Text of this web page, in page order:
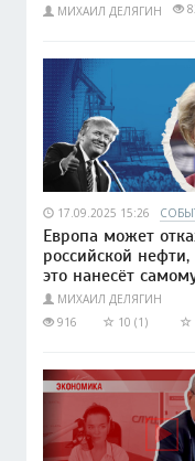
МИХАИЛ ДЕЛЯГИН
17.09.2025 15:26
Европа может
российской
это нанесёт
МИХАИЛ ДЕЛЯГИН
916
10 (1)